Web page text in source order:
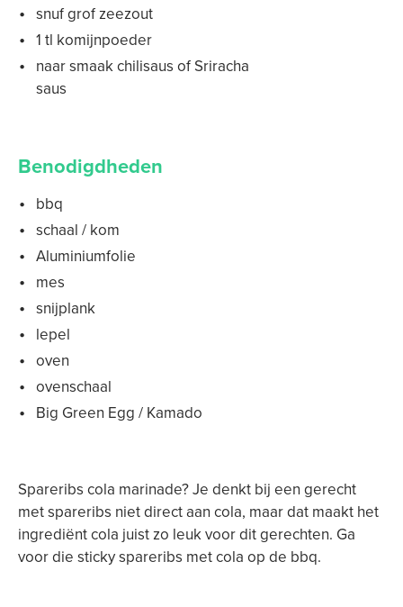
snuf grof zeezout
1 tl komijnpoeder
naar smaak chilisaus of Sriracha
saus
Benodigdheden
bbq
schaal / kom
Aluminiumfolie
mes
snijplank
lepel
oven
ovenschaal
Big Green Egg / Kamado
Spareribs cola marinade? Je denkt bij een gerecht
met spareribs niet direct aan cola, maar dat maakt het
ingrediënt cola juist zo leuk voor dit gerechten. Ga
voor die sticky spareribs met cola op de bbq.